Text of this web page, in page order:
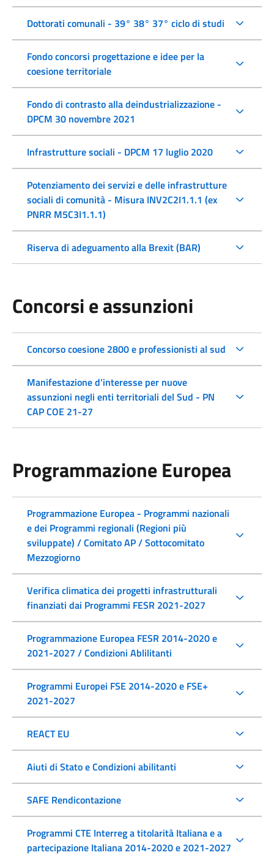
Dottorati comunali - 39° 38° 37° ciclo di studi
Fondo concorsi progettazione e idee per la
coesione territoriale
Fondo di contrasto alla deindustrializzazione -
DPCM 30 novembre 2021
Infrastrutture sociali - DPCM 17 luglio 2020
Potenziamento dei servizi e delle infrastrutture
sociali di comunità - Misura INV2C2I1.1.1 (ex
PNRR M5C3I1.1.1)
Riserva di adeguamento alla Brexit (BAR)
Concorsi e assunzioni
Concorso coesione 2800 e professionisti al sud
Manifestazione d’interesse per nuove
assunzioni negli enti territoriali del Sud - PN
CAP COE 21-27
Programmazione Europea
Programmazione Europea - Programmi nazionali
e dei Programmi regionali (Regioni più
sviluppate) / Comitato AP / Sottocomitato
Mezzogiorno
Verifica climatica dei progetti infrastrutturali
finanziati dai Programmi FESR 2021-2027
Programmazione Europea FESR 2014-2020 e
2021-2027 / Condizioni Ablilitanti
Programmi Europei FSE 2014-2020 e FSE+
2021-2027
REACT EU
Aiuti di Stato e Condizioni abilitanti
SAFE Rendicontazione
Programmi CTE Interreg a titolarità Italiana e a
partecipazione Italiana 2014-2020 e 2021-2027